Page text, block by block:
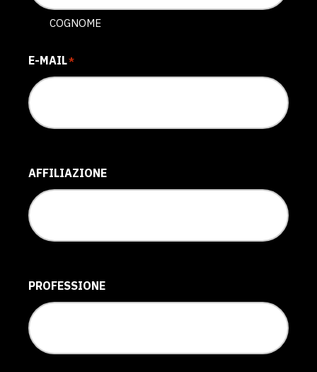
COGNOME
E-MAIL*
AFFILIAZIONE
PROFESSIONE